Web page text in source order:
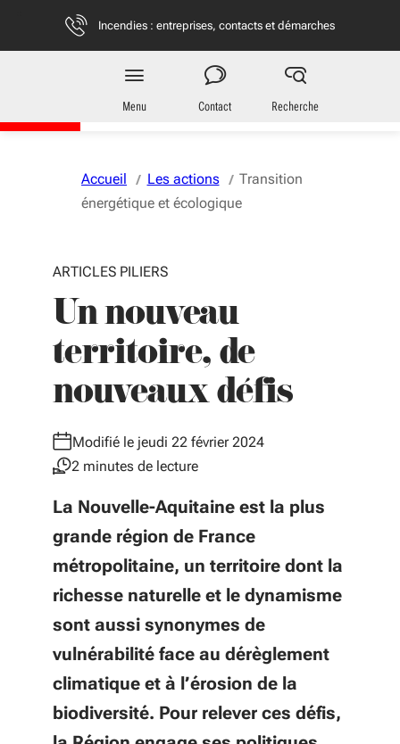
Vous naviguez en mode anonymisé,
Incendies : entreprises, contacts et démarches
Région
Nouvelle-Aquitaine
Menu Contact Recherche
Accueil Les actions
Transition
énergétique et écologique
ARTICLES PILIERS
Un nouveau
territoire, de
nouveaux défis
Modifié le jeudi 22 février 2024
2 minutes de lecture
La Nouvelle-Aquitaine est la plus
grande région de France
métropolitaine, un territoire dont la
richesse naturelle et le dynamisme
sont aussi synonymes de
vulnérabilité face au dérèglement
climatique et à l’érosion de la
biodiversité. Pour relever ces défis,